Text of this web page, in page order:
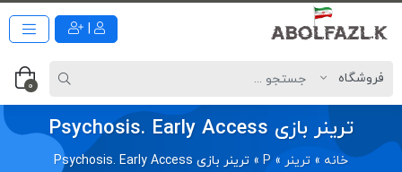
0
ترینر بازی Psychosis. Early Access
خانه » ترینر »
P
» ترینر بازی Psychosis. Early Access